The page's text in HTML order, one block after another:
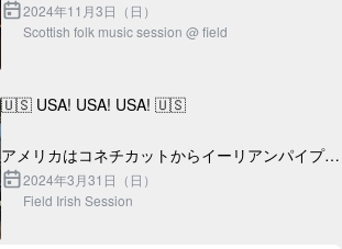
ところで近くに席からすごい楽しそうにセッショ
2024年11月3日（日）
Scottish folk music session @ field
🇺🇸 USA! USA! USA! 🇺🇸
アメリカはコネチカットからイーリアンパイプ奏
者のナイスなクールガイ、ジョナサンがやってき
た！
2024年3月31日（日）
Field Irish Session